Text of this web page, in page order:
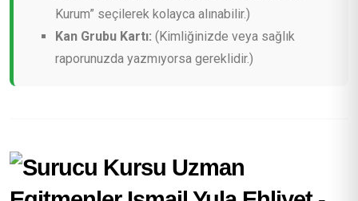
Kurum” seçilerek kolayca alınabilir.)
Kan Grubu Kartı: (Kimliğinizde veya sağlık
raporunuzda yazmıyorsa gereklidir.)